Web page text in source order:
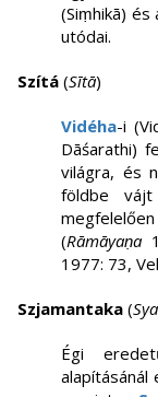
(Siṃhikā) és
utódai.
Szítá (Sītā)
Vidéha-i
Dāśarathi)
világra, és
földbe
(Rāmāyaṇa
1977: 73,
Szjamantaka (
Égi
alapításánál